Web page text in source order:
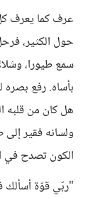
عرف كما يعرف
حول الكثير،
سمع طيورا،
بأساه. رفع بصره
هل كان من قلبه
ولسانه فقير
الكون تصدح في
"ربّي قوّة أسألك